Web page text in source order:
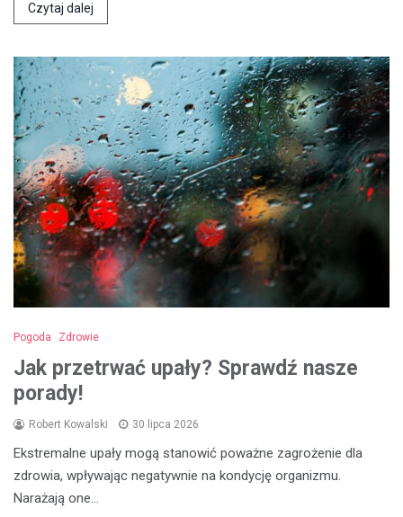
Czytaj dalej
Pogoda Zdrowie
Jak przetrwać upały? Sprawdź nasze
porady!
Robert Kowalski 30 lipca 2026
Ekstremalne upały mogą stanowić poważne zagrożenie dla
zdrowia, wpływając negatywnie na kondycję organizmu.
Narażają one…